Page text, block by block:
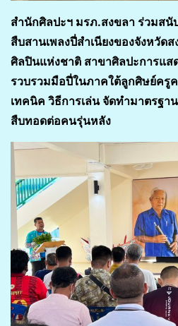
สำนักศิลปะฯ มรภ.สงขลา ร่วมสนั
สืบสานเพลงปี่สำเนียงของจังหวัด
ศิลปินแห่งชาติ สาขาศิลปะการแ
รวบรวมมือปี่ในภาคใต้ลูกศิษย์ครู
เทคนิค วิธีการเล่น จัดทำมาตรฐา
สืบทอดต่อคนรุ่นหลัง